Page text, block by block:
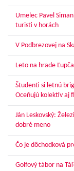
Umelec Pavel
turisti v horách
V Podbrezovej na
Leto na hrade
Študenti si letnú
Oceňujú kolektív aj
Ján Leskovský:
dobré meno
Čo je dôchodková
Golfový tábor na